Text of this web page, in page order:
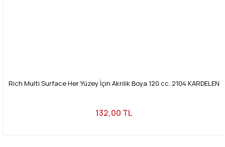
Rich Multi Surface Her Yüzey İçin Akrilik Boya 120 cc. 2104 KARDELEN
132,00 TL